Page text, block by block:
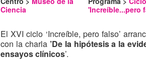
Ciencia
'Increíble...pero
El XVI ciclo ‘Increíble, pero falso’
con la charla ’De la hipótesis a la
ensayos clínicos’.